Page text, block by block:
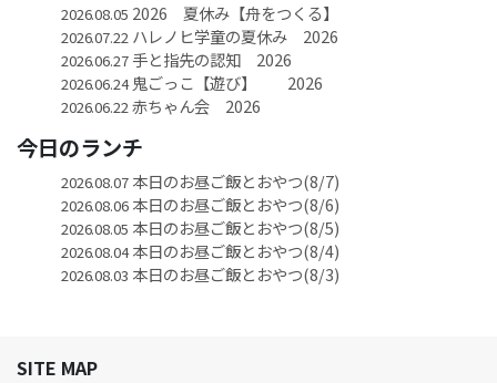
2026.08.05 2026 夏休み【舟をつくる】
2026.07.22ハレノヒ学童の夏休み 2026
2026.06.27手と指先の認知 2026
2026.06.24鬼ごっこ【遊び】 2026
2026.06.22赤ちゃん会 2026
今日のランチ
2026.08.07本日のお昼ご飯とおやつ(8/7)
2026.08.06本日のお昼ご飯とおやつ(8/6)
2026.08.05 本日のお昼ご飯とおやつ(8/5)
2026.08.04本日のお昼ご飯とおやつ(8/4)
2026.08.03 本日のお昼ご飯とおやつ(8/3)
SITE MAP